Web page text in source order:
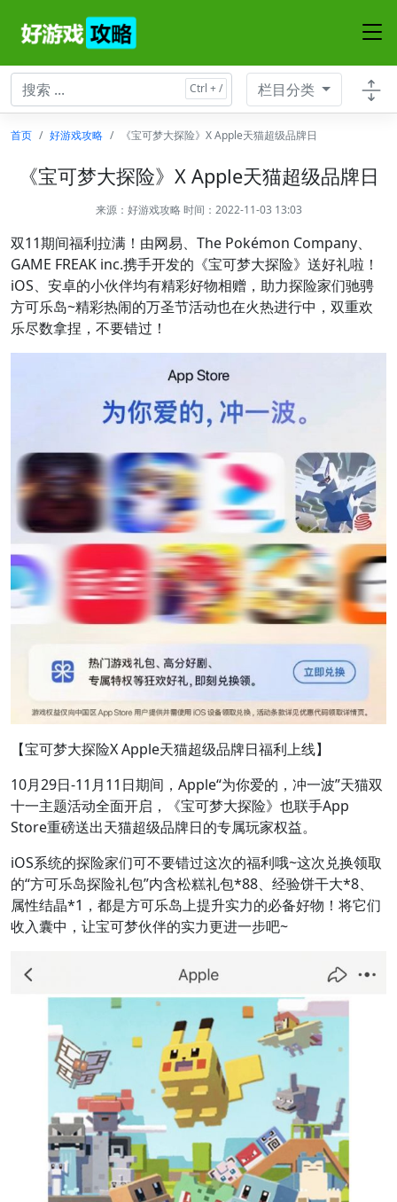
栏目分类
首页 好游戏攻略 《宝可梦大探险》X Apple天猫超级品牌日
《宝可梦大探险》X Apple天猫超级品牌日
来源： 好游戏攻略时间：2022-11-03 13:03
双11期间福利拉满！由网易、The Pokémon Company、
GAME FREAK inc.携手开发的《宝可梦大探险》送好礼啦！
iOS、安卓的小伙伴均有精彩好物相赠，助力探险家们驰骋
方可乐岛~精彩热闹的万圣节活动也在火热进行中，双重欢
乐尽数拿捏，不要错过！
【宝可梦大探险X Apple天猫超级品牌日福利上线】
10月29日-11月11日期间，Apple“为你爱的，冲一波”天猫双
十一主题活动全面开启，《宝可梦大探险》也联手App
Store重磅送出天猫超级品牌日的专属玩家权益。
iOS系统的探险家们可不要错过这次的福利哦~这次兑换领取
的“方可乐岛探险礼包”内含松糕礼包*88、经验饼干大*8、
属性结晶*1，都是方可乐岛上提升实力的必备好物！将它们
收入囊中，让宝可梦伙伴的实力更进一步吧~